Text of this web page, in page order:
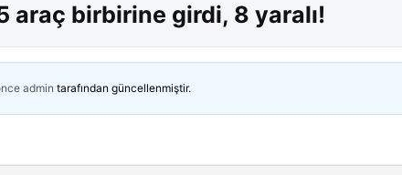
araç birbirine girdi, 8 yaralı!
admin tarafından güncellenmiştir.